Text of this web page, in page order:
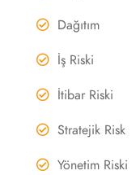
Dağıtım
İş Riski
İtibar Riski
Stratejik Risk
Yönetim Riski